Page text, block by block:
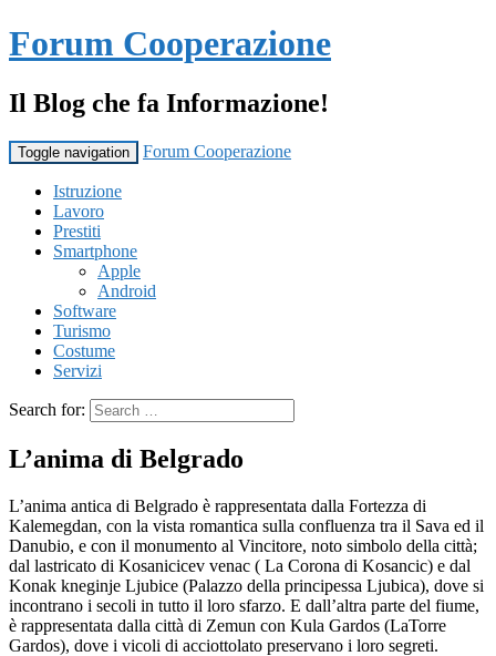
Forum Cooperazione
Il Blog che fa Informazione!
Toggle navigation Forum Cooperazione
Istruzione
Lavoro
Prestiti
Smartphone
Apple
Android
Software
Turismo
Costume
Servizi
Search for:
L’anima di Belgrado
L’anima antica di Belgrado è rappresentata dalla Fortezza di
Kalemegdan, con la vista romantica sulla confluenza tra il Sava ed il
Danubio, e con il monumento al Vincitore, noto simbolo della città;
dal lastricato di Kosanicicev venac ( La Corona di Kosancic) e dal
Konak kneginje Ljubice (Palazzo della principessa Ljubica), dove si
incontrano i secoli in tutto il loro sfarzo. E dall’altra parte del fiume,
è rappresentata dalla città di Zemun con Kula Gardos (LaTorre
Gardos), dove i vicoli di acciottolato preservano i loro segreti.